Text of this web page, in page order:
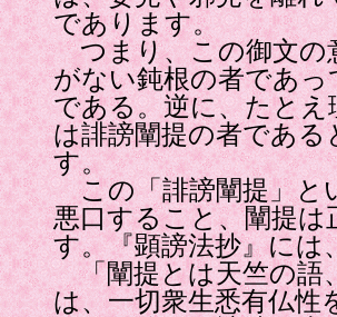
であります。
つまり、この御文の
がない鈍根の者であ
である。逆に、たと
は誹謗闡提の者であ
す。
この「誹謗闡提」と
悪口すること、闡提
す。『顕謗法抄』には
「闡提とは天竺の語
は、一切衆生悉有仏性